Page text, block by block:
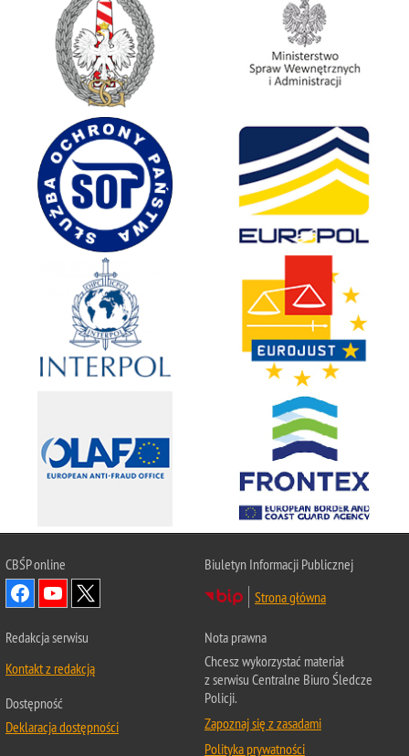
CBŚPonline
Biuletyn Informacji Publicznej
Strona główna
Redakcja serwisu
Kontakt z redakcją
Dostępność
Deklaracja dostępności
Nota prawna
Chcesz wykorzystać materiał
z serwisu Centralne Biuro Śledcze
Policji.
Zapoznaj się z zasadami
Polityka prywatności